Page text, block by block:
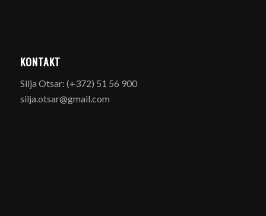
KONTAKT
Silja Otsar: (+372) 51 56 900
silja.otsar@gmail.com